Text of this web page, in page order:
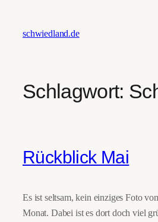
schwiedland.de
Schlagwort:
Rückblick Mai
Es ist seltsam, kein einziges Foto
Monat. Dabei ist es dort doch viel